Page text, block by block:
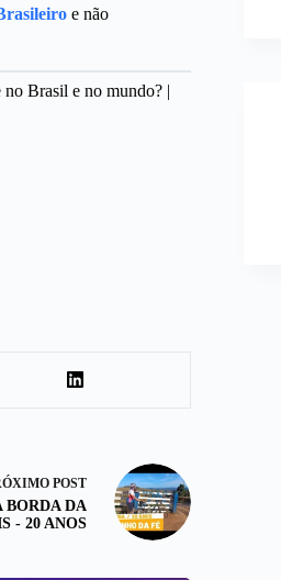
e não
Brasil e no mundo? |
POST
BORDA DA
- 20 ANOS